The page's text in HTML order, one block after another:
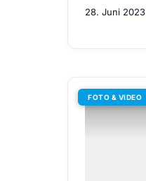
28. Juni 2023
FOTO & VIDEO